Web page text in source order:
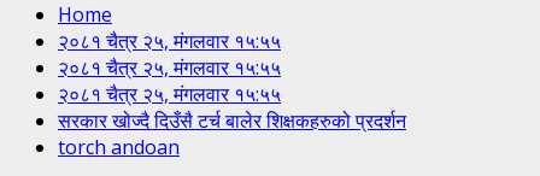
Home
२०८१ चैत्र २५, मंगलवार १५:५५
२०८१ चैत्र २५, मंगलवार १५:५५
२०८१ चैत्र २५, मंगलवार १५:५५
सरकार खोज्दै दिउँसै टर्च बालेर शिक्षकहरुको प्रदर्शन
torch andoan